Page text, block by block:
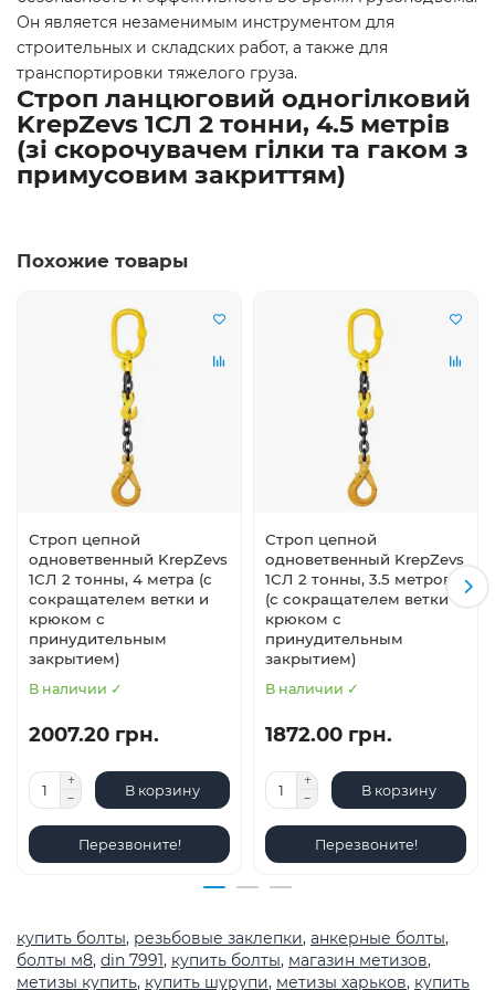
Он является незаменимым инструментом для
строительных и складских работ, а также для
транспортировки тяжелого груза.
Строп ланцюговий одногілковий
KrepZevs 1СЛ 2 тонни, 4.5 метрів
(зі скорочувачем гілки та гаком з
примусовим закриттям)
Похожие товары
Строп цепной
одноветвенный KrepZevs
1СЛ 2 тонны, 4 метра (с
сокращателем ветки и
крюком с
принудительным
закрытием)
В наличии ✓
2007.20 грн.
В корзину
Перезвоните!
Строп цепной
одноветвенный KrepZevs
1СЛ 2 тонны, 3.5 метров
(с сокращателем ветки и
крюком с
принудительным
закрытием)
В наличии ✓
1872.00 грн.
В корзину
Перезвоните!
купить болты, резьбовые заклепки, анкерные болты,
болты м8, din 7991, купить болты, магазин метизов,
метизы купить, купить шурупи, метизы харьков, купить